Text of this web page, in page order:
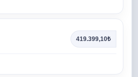
419.399,10₺